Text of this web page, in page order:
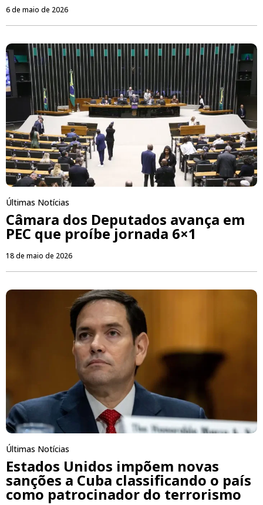
6 de maio de 2026
Últimas Notícias
Câmara dos Deputados avança em
PEC que proíbe jornada 6×1
18 de maio de 2026
Últimas Notícias
Estados Unidos impõem novas
sanções a Cuba classificando o país
como patrocinador do terrorismo